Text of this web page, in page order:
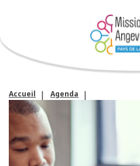
Accueil
Agenda
Atelier « entraînement individuel à